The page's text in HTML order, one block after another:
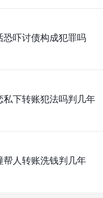
恐吓讨债构成犯罪吗
私下转账犯法吗判几年
帮人转账洗钱判几年